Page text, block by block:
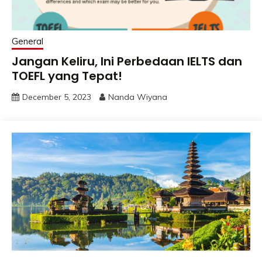
General
Jangan Keliru, Ini Perbedaan IELTS dan
TOEFL yang Tepat!
December 5, 2023 Nanda Wiyana